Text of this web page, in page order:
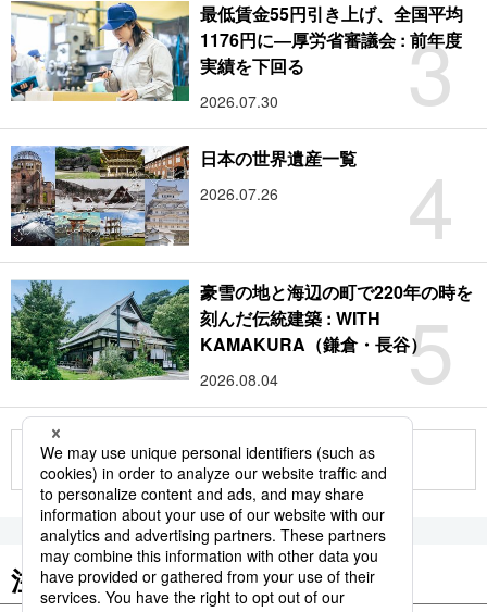
3
最低賃金55円引き上げ、全国平均
1176円に―厚労省審議会 : 前年度
実績を下回る
2026.07.30
4
日本の世界遺産一覧
2026.07.26
5
豪雪の地と海辺の町で220年の時を
刻んだ伝統建築 : WITH
KAMAKURA（鎌倉・長谷）
2026.08.04
もっと見る
注目のキーワード